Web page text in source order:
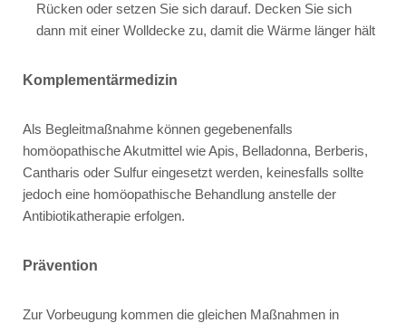
Rücken oder setzen Sie sich darauf. Decken Sie sich
dann mit einer Wolldecke zu, damit die Wärme länger hält
Komplementärmedizin
Als Begleitmaßnahme können gegebenenfalls
homöopathische Akutmittel wieApis, Belladonna, Berberis,
Cantharis oder Sulfur eingesetzt werden, keinesfalls sollte
jedoch eine homöopathische Behandlung anstelle der
Antibiotikatherapie erfolgen.
Prävention
Zur Vorbeugung kommen die gleichen Maßnahmen in